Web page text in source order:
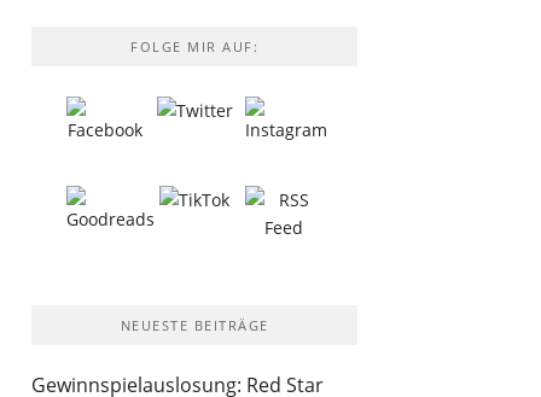
FOLGE MIR AUF:
NEUESTE BEITRÄGE
Gewinnspielauslosung: Red Star